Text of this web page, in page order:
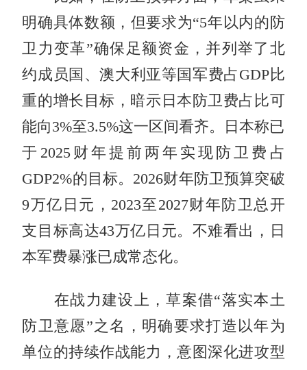
明确具体数额，但要求为“5年以内的防
卫力变革”确保足额资金，并列举了北
约成员国、澳大利亚等国军费占GDP比
重的增长目标，暗示日本防卫费占比可
能向3%至3.5%这一区间看齐。日本称已
于2025财年提前两年实现防卫费占
GDP2%的目标。2026财年防卫预算突破
9万亿日元，2023至2027财年防卫总开
支目标高达43万亿日元。不难看出，日
本军费暴涨已成常态化。
在战力建设上，草案借“落实本土
防卫意愿”之名，明确要求打造以年为
单位的持续作战能力，意图深化进攻型